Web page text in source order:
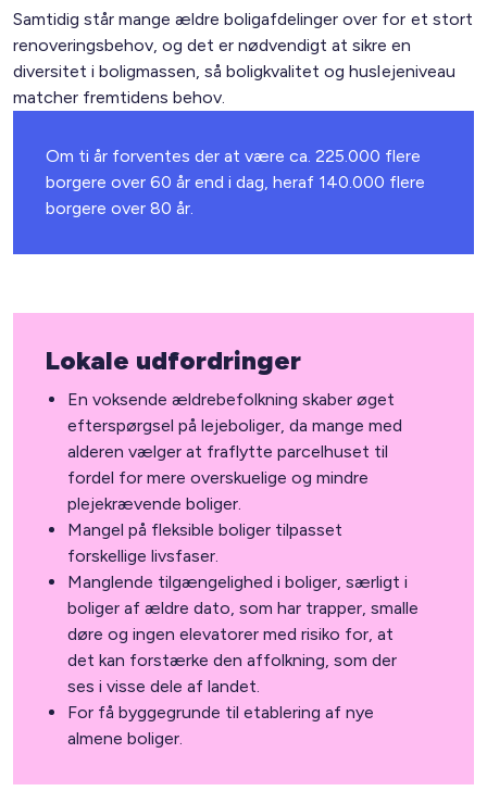
Om ti år forventes der at være ca. 225.000 flere
borgere over 60 år end i dag, heraf 140.000 flere
borgere over 80 år.
Samtidig står mange ældre boligafdelinger over for et stort
renoveringsbehov, og det er nødvendigt at sikre en
diversitet i boligmassen, så boligkvalitet og huslejeniveau
matcher fremtidens behov.
Lokale udfordringer
En voksende ældrebefolkning skaber øget
efterspørgsel på lejeboliger, da mange med
alderen vælger at fraflytte parcelhuset til
fordel for mere overskuelige og mindre
plejekrævende boliger.
Mangel på fleksible boliger tilpasset
forskellige livsfaser.
Manglende tilgængelighed i boliger, særligt i
boliger af ældre dato, som har trapper, smalle
døre og ingen elevatorer med risiko for, at
det kan forstærke den affolkning, som der
ses i visse dele af landet.
For få byggegrunde til etablering af nye
almene boliger.